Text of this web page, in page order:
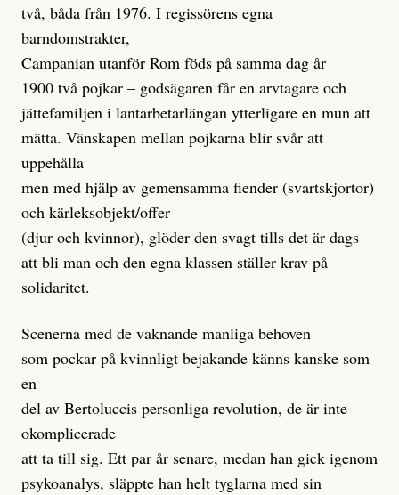
två, båda från 1976. I regissörens egna
barndomstrakter,
Campanian utanför Rom föds på samma dag år
1900 två pojkar – godsägaren får en arvtagare och
jättefamiljen i lantarbetarlängan ytterligare en mun att
mätta. Vänskapen mellan pojkarna blir svår att
uppehålla
men med hjälp av gemensamma fiender (svartskjortor)
och kärleksobjekt/offer
(djur och kvinnor), glöder den svagt tills det är dags
att bli man och den egna klassen ställer krav på
solidaritet.
Scenerna med de vaknande manliga behoven
som pockar på kvinnligt bejakande känns kanske som
en
del av Bertoluccis personliga revolution, de är inte
okomplicerade
att ta till sig. Ett par år senare, medan han gick igenom
psykoanalys, släppte han helt tyglarna med sin